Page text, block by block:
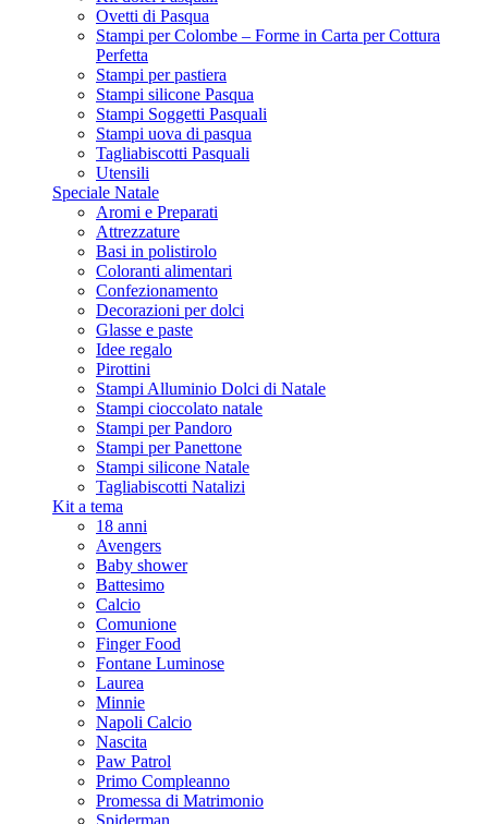
Ovetti di Pasqua
Stampi per Colombe – Forme in Carta per Cottura
Perfetta
Stampi per pastiera
Stampi silicone Pasqua
Stampi Soggetti Pasquali
Stampi uova di pasqua
Tagliabiscotti Pasquali
Utensili
Speciale Natale
Aromi e Preparati
Attrezzature
Basi in polistirolo
Coloranti alimentari
Confezionamento
Decorazioni per dolci
Glasse e paste
Idee regalo
Pirottini
Stampi Alluminio Dolci di Natale
Stampi cioccolato natale
Stampi per Pandoro
Stampi per Panettone
Stampi silicone Natale
Tagliabiscotti Natalizi
Kit a tema
18 anni
Avengers
Baby shower
Battesimo
Calcio
Comunione
Finger Food
Fontane Luminose
Laurea
Minnie
Napoli Calcio
Nascita
Paw Patrol
Primo Compleanno
Promessa di Matrimonio
Spiderman